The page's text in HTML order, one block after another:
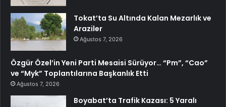
Tokat’ta Su Altında Kalan Mezarlık ve
Araziler
Ağustos 7, 2026
Özgür Özel’in Yeni Parti Mesaisi Sürüyor… “Pm”, “Cao”
ve “Myk” Toplantılarına Başkanlık Etti
Ağustos 7, 2026
Boyabat’ta Trafik Kazası: 5 Yaralı